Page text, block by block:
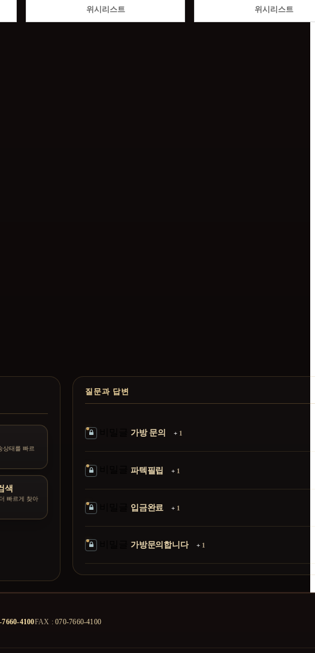
위시리스트 위시리스트
상태를 빠르
색
빠르게 찾아
질문과 답변
가방 문의 + 1
파텍필립 + 1
입금완료 + 1
가방문의합니다 + 1
7660-4100FAX :070-7660-4100